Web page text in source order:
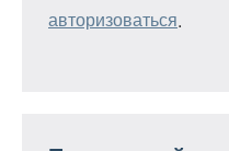
авторизоваться